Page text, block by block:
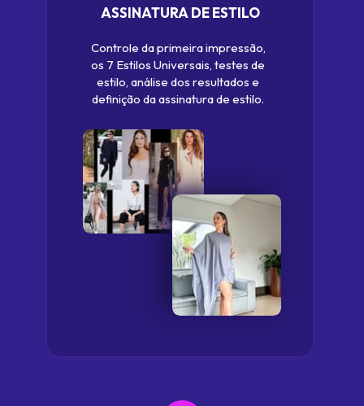
ASSINATURA DE ESTILO
Controle da primeira impressão,
os 7 Estilos Universais, testes de
estilo, análise dos resultados e
definição da assinatura de estilo.